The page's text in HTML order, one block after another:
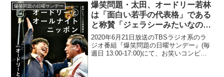
爆笑問題の日曜サンデー
爆笑問題・太田、オードリー若林
は「面白い若手の代表格」である
と称賛「ジェラシーみたいなのも
あるのかもしれない」
2020年6月21日放送のTBSラジオ系のラ
ジオ番組『爆笑問題の日曜サンデー』(毎
週日 13:00-17:00)にて、お笑いコンビ・